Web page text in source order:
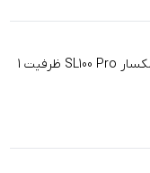
اس اس دی اکسترنال لکسار SL100 Pro ظرفیت 1